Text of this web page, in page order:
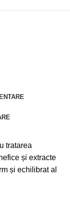
tratarea
și extracte
și echilibrat al